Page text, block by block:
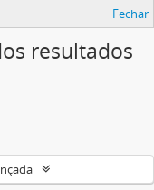
Fechar
resultados